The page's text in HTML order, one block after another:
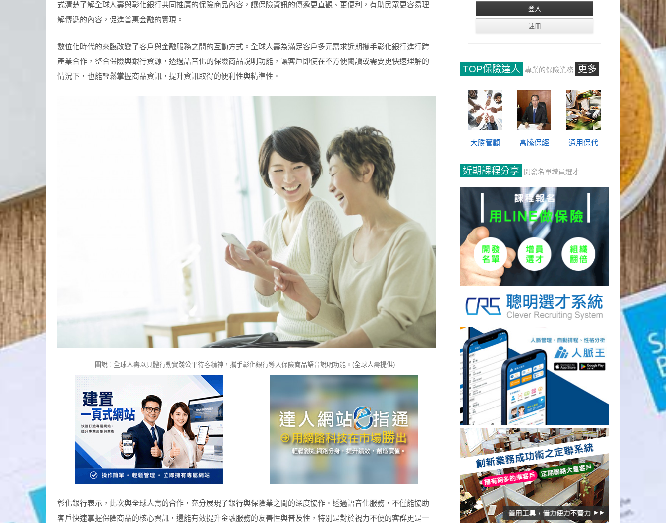
式清楚了解全球人壽與彰化銀行共同推廣的保險商品內容，讓保險資訊的傳遞更直觀、更便利，有助民眾更容易理
解傳遞的內容，促進普惠金融的實現。
數位化時代的來臨改變了客戶與金融服務之間的互動方式。全球人壽為滿足客戶多元需求近期攜手彰化銀行進行跨
產業合作，整合保險與銀行資源，透過語音化的保險商品說明功能，讓客戶即使在不方便閱讀或需要更快速理解的
情況下，也能輕鬆掌握商品資訊，提升資訊取得的便利性與精準性。
圖說：全球人壽以具體行動實踐公平待客精神，攜手彰化銀行導入保險商品語音說明功能。(全球人壽提供)
彰化銀行表示，此次與全球人壽的合作，充分展現了銀行與保險業之間的深度協作。透過語音化服務，不僅能協助
客戶快速掌握保險商品的核心資訊，還能有效提升金融服務的友善性與普及性，特別是對於視力不便的客群更是一
TOP保險達人 專業的保險業務 更多
大勝管顧 寓騰保經 通用保代
近期課程分享 開發名單增員選才